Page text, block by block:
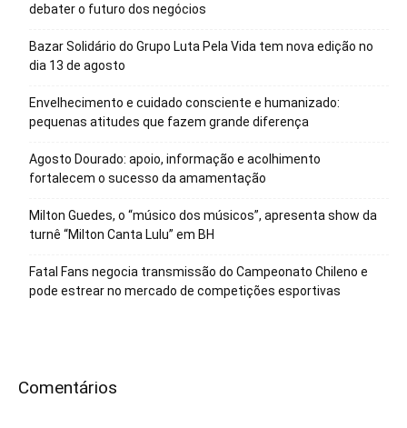
debater o futuro dos negócios
Bazar Solidário do Grupo Luta Pela Vida tem nova edição no
dia 13 de agosto
Envelhecimento e cuidado consciente e humanizado:
pequenas atitudes que fazem grande diferença
Agosto Dourado: apoio, informação e acolhimento
fortalecem o sucesso da amamentação
Milton Guedes, o “músico dos músicos”, apresenta show da
turnê “Milton Canta Lulu” em BH
Fatal Fans negocia transmissão do Campeonato Chileno e
pode estrear no mercado de competições esportivas
Comentários